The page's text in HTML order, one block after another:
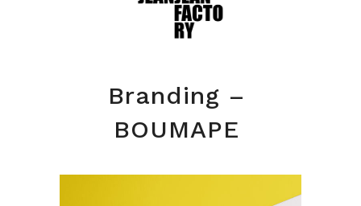
Branding –
BOUMAPE